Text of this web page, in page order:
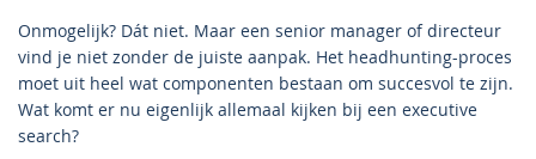
Onmogelijk? Dát niet. Maar een senior manager of directeur
vind je niet zonder de juiste aanpak. Het headhunting-proces
moet uit heel wat componenten bestaan om succesvol te zijn.
Wat komt er nu eigenlijk allemaal kijken bij een executive
search?